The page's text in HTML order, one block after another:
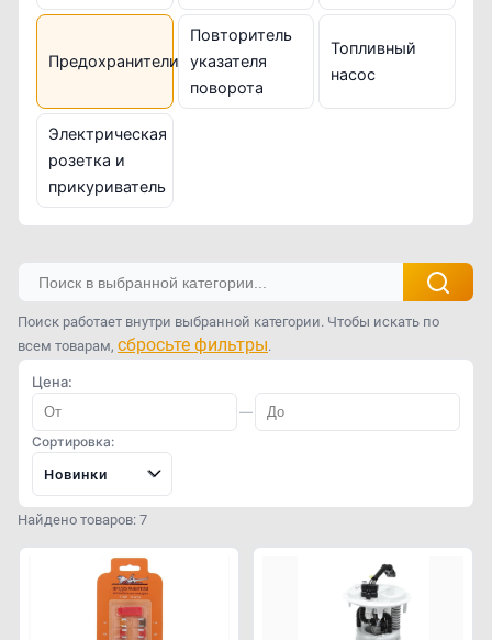
Предохранители
Повторитель
указателя
поворота
Топливный
насос
Электрическая
розетка и
прикуриватель
Поиск работает внутри выбранной категории. Чтобы искать по
всем товарам, сбросьте фильтры.
Цена:
—
Сортировка:
Новинки
Найдено товаров: 7